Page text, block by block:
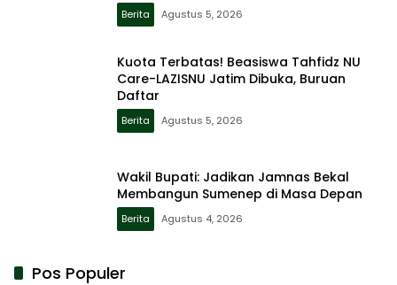
Berita Agustus 5, 2026
Kuota Terbatas! Beasiswa Tahfidz NU
Care-LAZISNU Jatim Dibuka, Buruan
Daftar
Berita Agustus 5, 2026
Wakil Bupati: Jadikan Jamnas Bekal
Membangun Sumenep di Masa Depan
Berita Agustus 4, 2026
Pos Populer